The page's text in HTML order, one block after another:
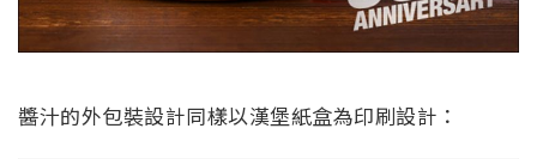
醬汁的外包裝設計同樣以漢堡紙盒為印刷設計：